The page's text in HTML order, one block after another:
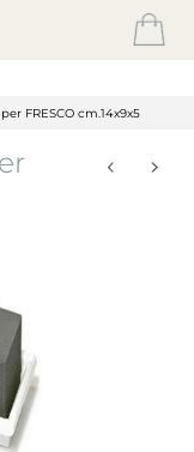
FRESCO cm.14x9x5